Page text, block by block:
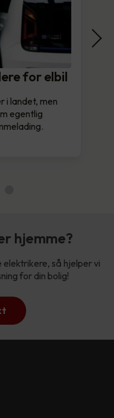
for elbil
i landet, men
egentlig
hjemme?
så hjelper vi
for din bolig!